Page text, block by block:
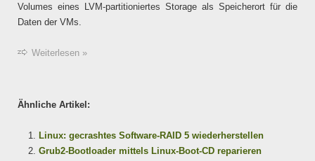
Volumes eines LVM-partitioniertes Storage als Speicherort für die
Daten der VMs.
Weiterlesen »
Ähnliche Artikel:
Linux: gecrashtes Software-RAID 5 wiederherstellen
Grub2-Bootloader mittels Linux-Boot-CD reparieren